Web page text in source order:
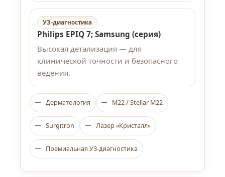
УЗ-диагностика
Philips EPIQ 7; Samsung (серия)
Высокая детализация — для
клинической точности и безопасного
ведения.
Дерматология M22 / Stellar M22
Surgitron Лазер «Кристалл»
Премиальная УЗ-диагностика